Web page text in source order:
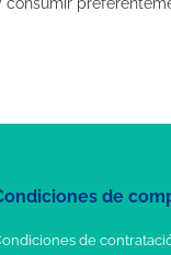
de
de